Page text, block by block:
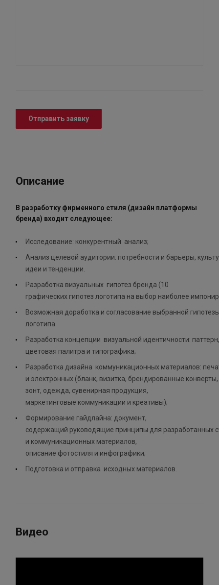
Отправить заявку
Описание
В разработку фирменного стиля (дизайн платформы
бренда) входит следующее:
Исследование: конкурентный анализ;
Анализ целевой аудитории: потребности и барьеры,
идеи и тенденции.
Разработка визуальных гипотез бренда (10
графических гипотез логотипа на выбор наиболее
Возможная доработка и согласование выбранной
логотипа.
Разработка концепции визуальной идентичности: паттерн,
цветовая палитра и типографика;
Разработка дизайна коммуникационных материалов:
и электронных (бланк, визитка, брендированные конверты,
зонт, одежда, сувенирная продукция,
маркетинговые коммуникации и креативы);
Формирование гайдлайна: документ,
содержащий руководящие принципы для разработанных
и коммуникационных материалов,
описание фотостиля и инфографики;
Подготовка и отправка исходных материалов.
Видео